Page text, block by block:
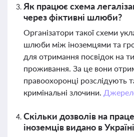
Як працює схема
через фіктивні шлюби?
Організатори такої схеми
шлюби між іноземцями та
для отримання посвідок на
проживання. За це вони
правоохоронці розслідують
кримінальні злочини.
Скільки дозволів на
іноземців видано в